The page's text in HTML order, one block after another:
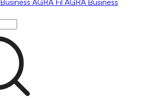
Business AGRA Fil AGRA Business